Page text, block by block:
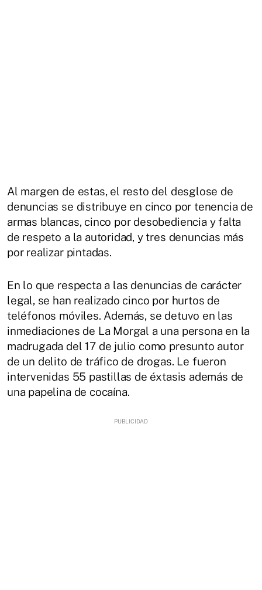
Al margen de estas, el resto del desglose de
denuncias se distribuye en cinco por tenencia de
armas blancas, cinco por desobediencia y falta
de respeto a la autoridad, y tres denuncias más
por realizar pintadas.
En lo que respecta a las denuncias de carácter
legal, se han realizado cinco por hurtos de
teléfonos móviles. Además, se detuvo en las
inmediaciones de La Morgal a una persona en la
madrugada del 17 de julio como presunto autor
de un delito de tráfico de drogas. Le fueron
intervenidas 55 pastillas de éxtasis además de
una papelina de cocaína.